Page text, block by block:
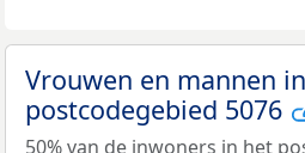
Vrouwen en mannen
postcodegebied 5076
50% van de inwoners in het